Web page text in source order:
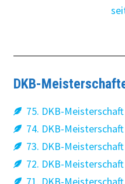
DKB-
75. DKB-
74. DKB-
73. DKB-
72. DKB-
71. DKB-